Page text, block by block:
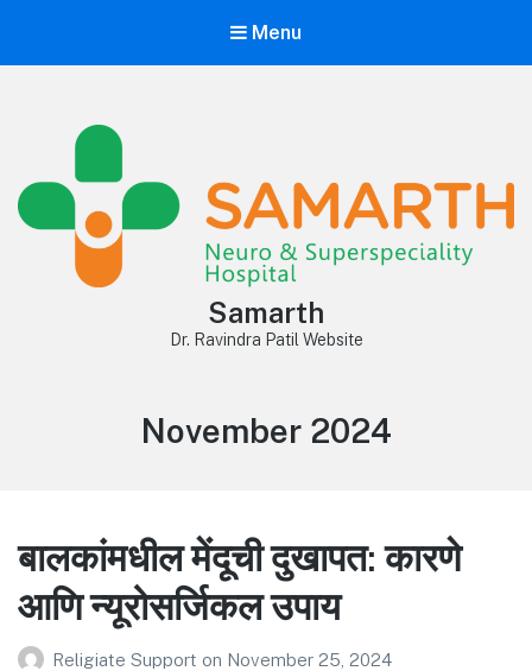
Menu
Samarth
Dr. Ravindra Patil Website
Month:
November 2024
बालकांमधील मेंदूची दुखापत: कारणे
आणि न्यूरोसर्जिकल उपाय
Religiate Support on November 25, 2024